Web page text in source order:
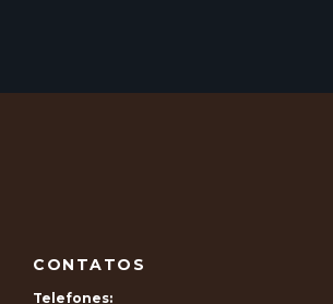
CONTATOS
Telefones: